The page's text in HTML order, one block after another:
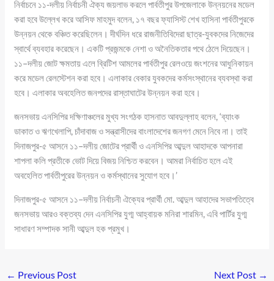
নির্বাচনে ১১-দলীয় নির্বাচনী ঐক্য জয়লাভ করলে পার্বতীপুর উপজেলাকে উন্নয়নের মডেল
করা হবে উল্লেখ করে আসিফ মাহমুদ বলেন, ১৭ বছর ফ্যাসিস্ট শেখ হাসিনা পার্বতীপুরকে
উন্নয়ন থেকে বঞ্চিত করেছিলেন। দীর্ঘদিন ধরে রাজনীতিবিদেরা ছাত্র-যুবকদের নিজেদের
স্বার্থে ব্যবহার করেছেন। একটি প্রজন্মকে নেশা ও অনৈতিকতার পথে ঠেলে দিয়েছেন।
১১–দলীয় জোট ক্ষমতায় এলে ব্রিটিশ আমলের পার্বতীপুর রেলওয়ে জংশনের আধুনিকায়ন
করে মডেল রেলস্টেশন করা হবে। এলাকার বেকার যুবকদের কর্মসংস্থানের ব্যবস্থা করা
হবে। এলাকার অবহেলিত জনপদের রাস্তাঘাটের উন্নয়ন করা হবে।
জনসভায় এনসিপির দক্ষিণাঞ্চলের মুখ্য সংগঠক হাসনাত আবদুল্লাহ বলেন, ‘ব্যাংক
ডাকাত ও ঋণখেলাপি, চাঁদাবাজ ও সন্ত্রাসীদের বাংলাদেশের জনগণ মেনে নিবে না। তাই
দিনাজপুর-৫ আসনে ১১–দলীয় জোটের প্রার্থী ও এনসিপির আব্দুল আহাদকে আপনারা
শাপলা কলি প্রতীকে ভোট দিয়ে বিজয় নিশ্চিত করবেন। আমরা নির্বাচিত হলে এই
অবহেলিত পার্বতীপুরের উন্নয়ন ও কর্মস্থানের সুযোগ হবে।’
দিনাজপুর-৫ আসনে ১১–দলীয় নির্বাচনী ঐক্যের প্রার্থী মো. আব্দুল আহাদের সভাপতিত্বে
জনসভায় আরও বক্তব্য দেন এনসিপির যুগ্ম আহ্বায়ক মনিরা শারমিন, এবি পার্টির যুগ্ম
সাধারণ সম্পাদক সানী আব্দুল হক প্রমুখ।
← Previous Post Next Post →